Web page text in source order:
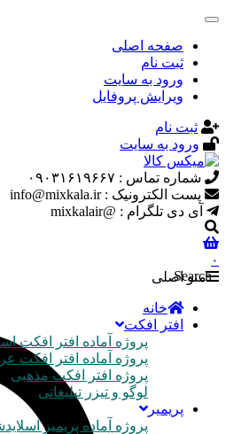
صفحه اصلی
ثبت نام
ورود به سایت
ویرایش پروفایل
ثبت نام
ورود به سایت
شماره تماس : ۰۹۰۳۱۶۱۹۶۶۷
پست الکترونیک : info@mixkala.ir
آی دی تلگرام : @mixkalair
۰
Search
منو اصلی
خانه
افتر افکت
پروژه آماده افتر افکت
پروژه آماده افتر افکت
پروژه افتر افکت مذهبی
لوگو و تیزر تبلیغاتی
پریمیر
پروژه آماده پریمیر